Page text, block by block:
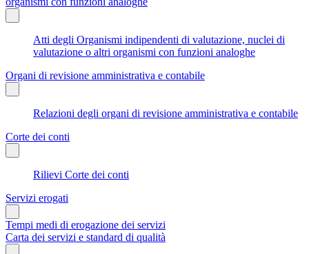
Atti degli Organismi indipendenti di valutazione, nuclei di
valutazione o altri organismi con funzioni analoghe
Organi di revisione amministrativa e contabile
Relazioni degli organi di revisione amministrativa e contabile
Corte dei conti
Rilievi Corte dei conti
Servizi erogati
Tempi medi di erogazione dei servizi
Carta dei servizi e standard di qualità